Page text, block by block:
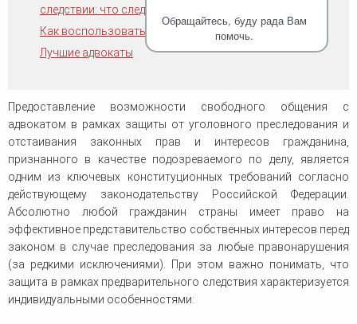
Обращайтесь, буду рада Вам
помочь.
Видео ММКА
Миграционное право
Недвижимость
Неимущественные права
Для юридических лиц
Страховые споры
Таможенный адвокат
следствии: что следует помнить?
Как воспользоваться услугами адвокатов ММКА?
Лучшие адвокаты
Предоставление возможности свободного общения с
адвокатом в рамках защиты от уголовного преследования и
отстаивания законных прав и интересов гражданина,
признанного в качестве подозреваемого по делу, является
одним из ключевых конституционных требований согласно
действующему законодательству Российской Федерации.
Абсолютно любой гражданин страны имеет право на
эффективное представительство собственных интересов перед
законом в случае преследования за любые правонарушения
(за редкими исключениями). При этом важно понимать, что
защита в рамках предварительного следствия характеризуется
индивидуальными особенностями: